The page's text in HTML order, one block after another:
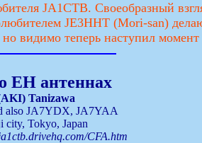
JA1CTB. Своеобразный
JE3HHT (Mori-san)
видимо теперь наступил момент
ЕН антеннах
Tanizawa
also JA7YDX, JA7YAA
city, Tokyo, Japan
CFA.htm